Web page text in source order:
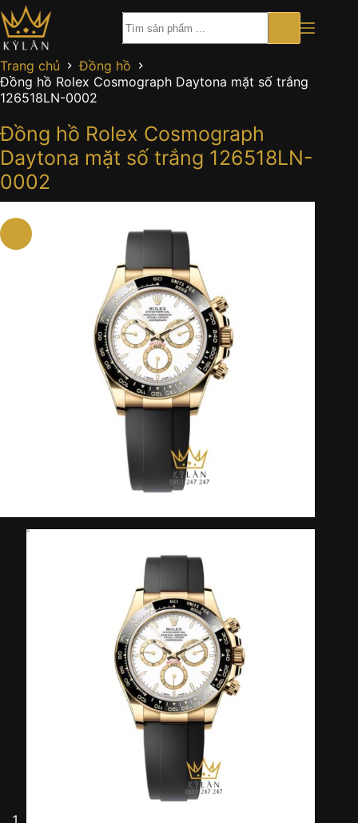
Chuyển
đến
phần
nội
dung
Trang chủ
Đồng hồ
Đồng hồ Rolex Cosmograph Daytona mặt số trắng
126518LN-0002
Đồng hồ Rolex Cosmograph
Daytona mặt số trắng 126518LN-
0002